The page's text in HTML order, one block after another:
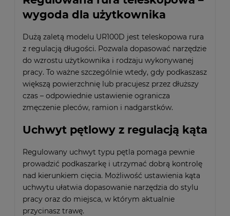
wygoda dla użytkownika
Dużą zaletą modelu UR100D jest teleskopowa rura
z regulacją długości. Pozwala dopasować narzędzie
do wzrostu użytkownika i rodzaju wykonywanej
pracy. To ważne szczególnie wtedy, gdy podkaszasz
większą powierzchnię lub pracujesz przez dłuższy
czas – odpowiednie ustawienie ogranicza
zmęczenie pleców, ramion i nadgarstków.
Uchwyt pętlowy z regulacją kąta
Regulowany uchwyt typu pętla pomaga pewnie
prowadzić podkaszarkę i utrzymać dobrą kontrolę
nad kierunkiem cięcia. Możliwość ustawienia kąta
uchwytu ułatwia dopasowanie narzędzia do stylu
pracy oraz do miejsca, w którym aktualnie
przycinasz trawę.